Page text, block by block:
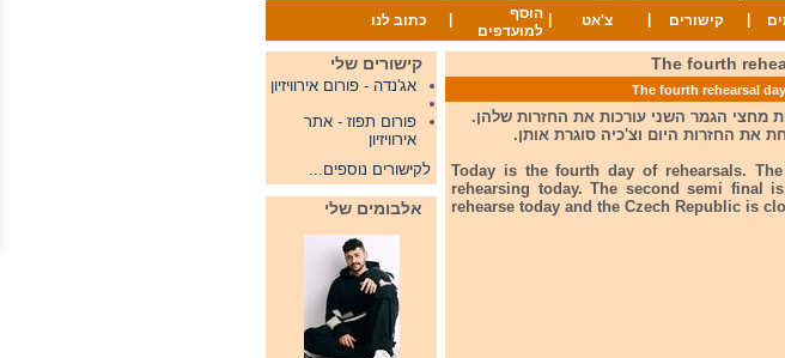
קישורים צ'אט
הוסף
למועדפים
כתוב לנו
קישורים שלי
אג'נדה - פורום אירוויזיון
פורום תפוז - אתר
אירוויזיון
לקישורים נוספים...
אלבומים שלי
היום 9 המדינות הנותרות מחצי הגמר השני עורכות את החזרות שלהן.
Today is the fourth day of rehearsals.
rehearsing today. The second semi final
rehearse today and the Czech Republic is